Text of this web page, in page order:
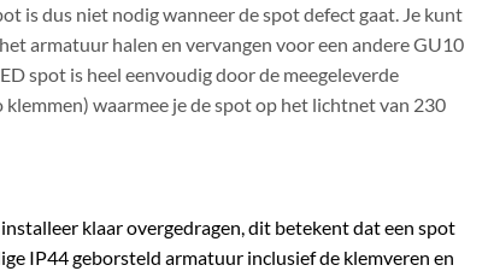
is dus niet nodig wanneer de spot defect gaat. Je kunt
armatuur halen en vervangen voor een andere GU10
spot is heel eenvoudig door de meegeleverde
waarmee je de spot op het lichtnet van 230
klaar overgedragen, dit betekent dat een spot
IP44 geborsteld armatuur inclusief de klemveren en